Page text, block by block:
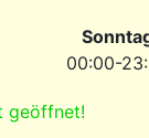
00:00-
geöffnet!